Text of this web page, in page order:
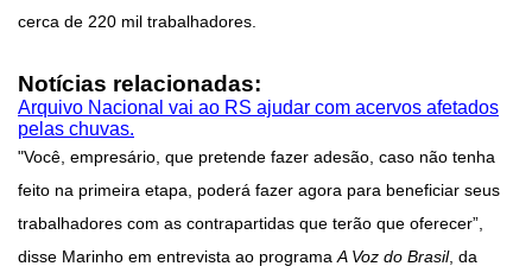
cerca de 220 mil trabalhadores.
Notícias relacionadas:
Arquivo Nacional vai ao RS ajudar com acervos afetados
pelas chuvas.
"Você, empresário, que pretende fazer adesão, caso não tenha
feito na primeira etapa, poderá fazer agora para beneficiar seus
trabalhadores com as contrapartidas que terão que oferecer”,
disse Marinho em entrevista ao programaA Voz do Brasil, da